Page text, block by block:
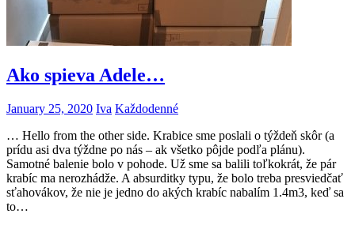
Ako spieva Adele…
January 25, 2020 Iva Každodenné
… Hello from the other side. Krabice sme poslali o týždeň skôr (a
prídu asi dva týždne po nás – ak všetko pôjde podľa plánu).
Samotné balenie bolo v pohode. Už sme sa balili toľkokrát, že pár
krabíc ma nerozhádže. A absurditky typu, že bolo treba presviedčať
sťahovákov, že nie je jedno do akých krabíc nabalím 1.4m3, keď sa
to…